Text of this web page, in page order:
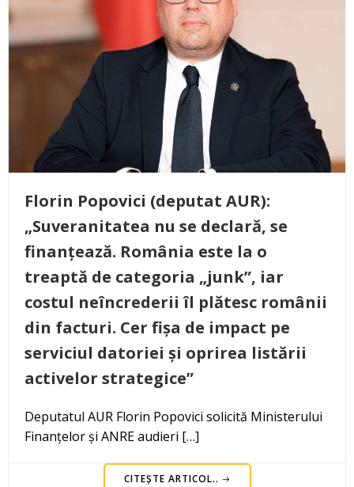
Florin Popovici (deputat AUR):
„Suveranitatea nu se declară, se
finanțează. România este la o
treaptă de categoria „junk”, iar
costul neîncrederii îl plătesc românii
din facturi. Cer fișa de impact pe
serviciul datoriei și oprirea listării
activelor strategice”
Deputatul AUR Florin Popovici solicită Ministerului
Finanțelor și ANRE audieri […]
CITEȘTE ARTICOL..